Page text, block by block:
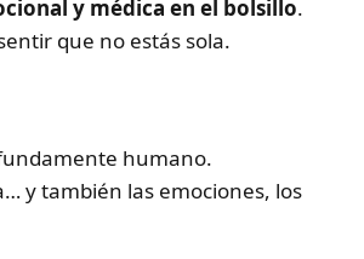
y médica en el bolsillo.
que no estás sola.
humano.
y también las emociones, los